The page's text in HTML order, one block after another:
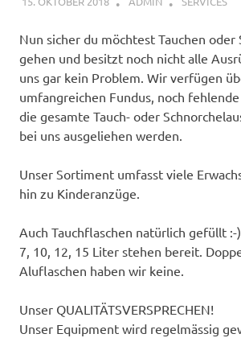
Nun sicher du möchtest Tauchen oder
gehen und besitzt noch nicht alle
uns gar kein Problem. Wir verfügen
umfangreichen Fundus, noch
die gesamte Tauch- oder
bei uns ausgeliehen werden.
Unser Sortiment umfasst viele
hin zu Kinderanzüge.
Auch Tauchflaschen natürlich gefüllt
7, 10, 12, 15 Liter stehen bereit.
Aluflaschen haben wir keine.
Unser QUALITÄTSVERSPRECHEN!
Unser Equipment wird regelmässig